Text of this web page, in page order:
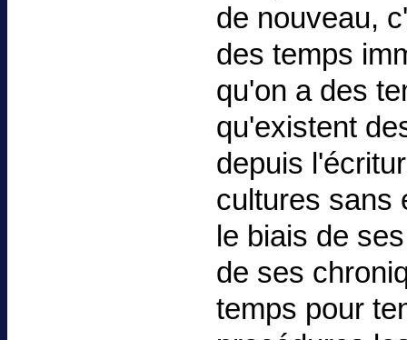
de nouveau,
des temps
qu'on a des
qu'existent
depuis
cultures sans
le biais de
de ses
temps pour